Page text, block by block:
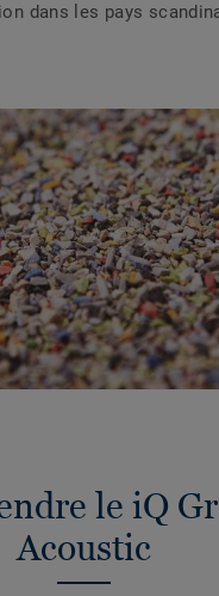
dans les pays
le iQ
Acoustic